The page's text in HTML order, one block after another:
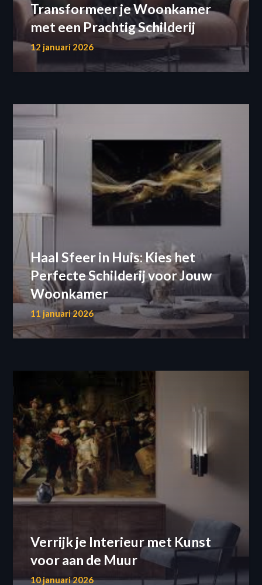
Transformeer je Woonkamer
met een Prachtig Schilderij
12 januari 2026
Haal Sfeer in Huis: Kies het
Perfecte Schilderij voor Jouw
Woonkamer
11 januari 2026
Verrijk je Interieur met Kunst
voor aan de Muur
10 januari 2026